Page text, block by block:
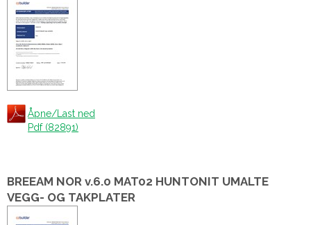
Åpne/Last ned
Pdf (82891)
BREEAM NOR v.6.0 MAT02 HUNTONIT UMALTE
VEGG- OG TAKPLATER